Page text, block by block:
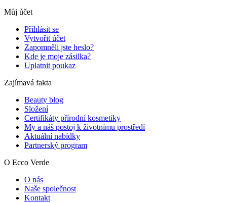
Můj účet
Přihlásit se
Vytvořit účet
Zapomněli jste heslo?
Kde je moje zásilka?
Uplatnit poukaz
Zajímavá fakta
Beauty blog
Složení
Certifikáty přírodní kosmetiky
My a náš postoj k životnímu prostředí
Aktuální nabídky
Partnerský program
O Ecco Verde
O nás
Naše společnost
Kontakt